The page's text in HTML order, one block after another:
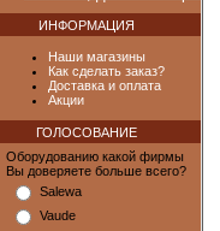
ИНФОРМАЦИЯ
Наши магазины
Как сделать заказ?
Доставка и оплата
Акции
ГОЛОСОВАНИЕ
Оборудованию какой фирмы
Вы доверяете больше всего?
Salewa
Vaude